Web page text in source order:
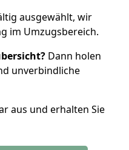
ausgewählt, wir
im Umzugsbereich.
Dann holen
unverbindliche
aus und erhalten Sie